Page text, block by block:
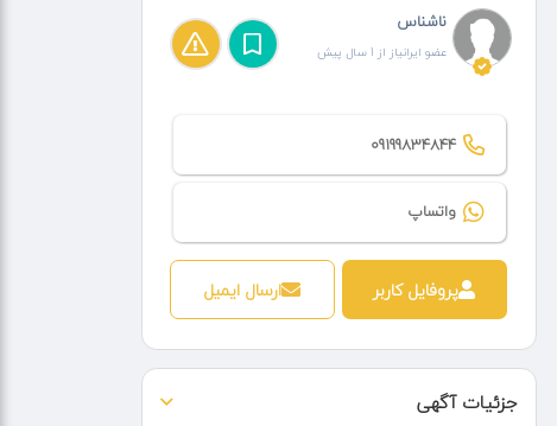
ناشناس
عضو ایرانیاز از 1 سال پیش
09199834844
واتساپ
پروفایل کاربر ارسال ایمیل
جزئیات آگهی